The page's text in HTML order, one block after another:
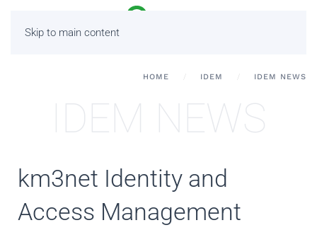
Skip to main content
HOME IDEM IDEM NEWS
IDEM NEWS
km3net Identity and
Access Management